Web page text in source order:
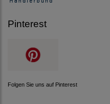
Pinterest
Folgen Sie uns auf Pinterest